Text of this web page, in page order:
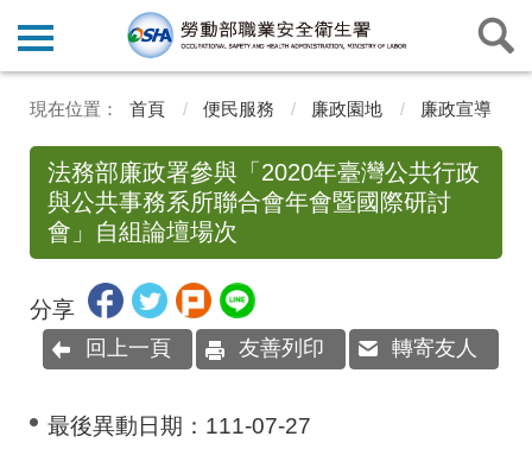
首頁 便民服務 廉政園地 廉政宣導
法務部廉政署參與「2020年臺灣公共行政
與公共事務系所聯合會年會暨國際研討
會」自組論壇場次
分享
回上一頁 友善列印 轉寄友人
最後異動日期： 111-07-27